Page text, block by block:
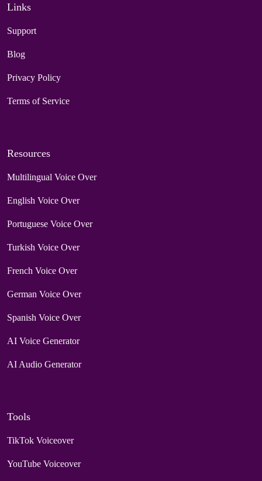
Links
Support
Blog
Privacy Policy
Terms of Service
Resources
Multilingual Voice Over
English Voice Over
Portuguese Voice Over
Turkish Voice Over
French Voice Over
German Voice Over
Spanish Voice Over
AI Voice Generator
AI Audio Generator
Tools
TikTok Voiceover
YouTube Voiceover